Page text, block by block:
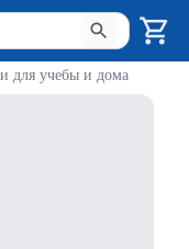
Нажмите Enter
для учебы и дома